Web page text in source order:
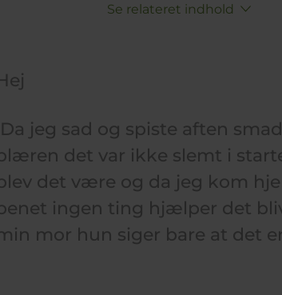
Se relateret indhold
Da jeg sad og spiste aften
det var ikke slemt i
det være og da jeg kom
ingen ting hjælper det
mor hun siger bare at det